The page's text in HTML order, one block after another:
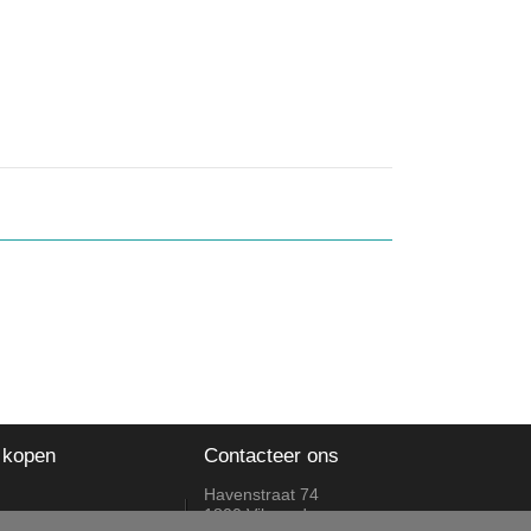
Contacteer ons
Havenstraat 74
1800 Vilvoorde